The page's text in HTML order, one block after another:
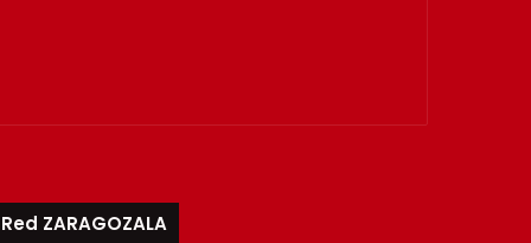
Red ZARAGOZALA